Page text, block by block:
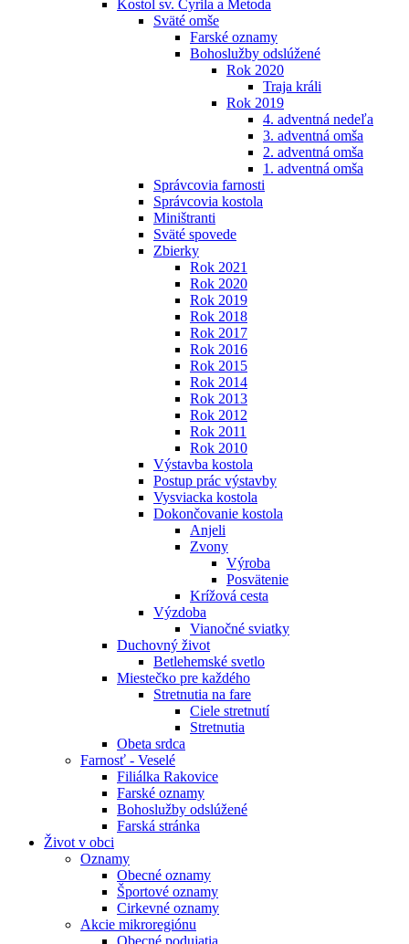
Kostol sv. Cyrila a Metoda
Sväté omše
Farské oznamy
Bohoslužby odslúžené
Rok 2020
Traja králi
Rok 2019
4. adventná nedeľa
3. adventná omša
2. adventná omša
1. adventná omša
Správcovia farnosti
Správcovia kostola
Miništranti
Sväté spovede
Zbierky
Rok 2021
Rok 2020
Rok 2019
Rok 2018
Rok 2017
Rok 2016
Rok 2015
Rok 2014
Rok 2013
Rok 2012
Rok 2011
Rok 2010
Výstavba kostola
Postup prác výstavby
Vysviacka kostola
Dokončovanie kostola
Anjeli
Zvony
Výroba
Posvätenie
Krížová cesta
Výzdoba
Vianočné sviatky
Duchovný život
Betlehemské svetlo
Miestečko pre každého
Stretnutia na fare
Ciele stretnutí
Stretnutia
Obeta srdca
Farnosť - Veselé
Filiálka Rakovice
Farské oznamy
Bohoslužby odslúžené
Farská stránka
Život v obci
Oznamy
Obecné oznamy
Športové oznamy
Cirkevné oznamy
Akcie mikroregiónu
Obecné podujatia